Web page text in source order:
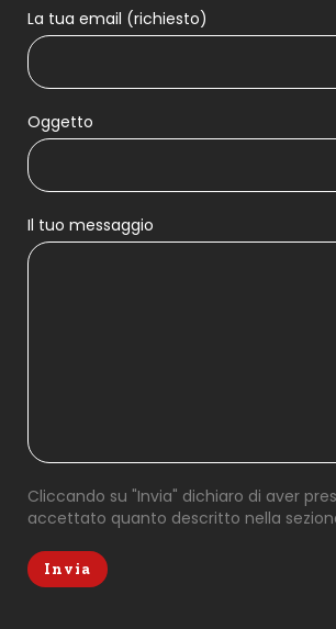
La tua email (richiesto)
Oggetto
Il tuo messaggio
Cliccando su "Invia" dichiaro di aver
accettato quanto descritto nella